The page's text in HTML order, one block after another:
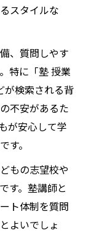
スタイルな
、質問しやす
特に「塾 授業
が検索される背
不安があるた
が安心して学
す。
もの志望校や
す。塾講師と
ト体制を質問
よいでしょ